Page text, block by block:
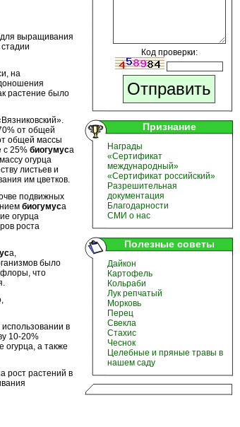
выращивания
на
растение было
от общей
общей массы
с 25% биогумуса
огурца
листьев и
им цветков.
подвижных
биогумуса
огурца
роста
а,
было
что
использовании в
10-20%
огурца, а также
рост растений в
Код проверки:
Признание
Награды
«Сертификат
международный»
«Сертификат российский»
Разрешительная
документация
Благодарности
СМИ о нас
Полезные советы
Дайкон
Картофель
Кольраби
Лук репчатый
Морковь
Перец
Свекла
Стахис
Чеснок
Целебные и пряные травы в
нашем саду